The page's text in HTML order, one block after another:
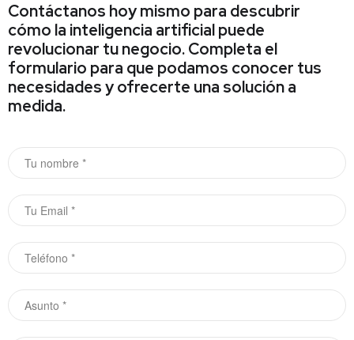
Contáctanos hoy mismo para descubrir
cómo la inteligencia artificial puede
revolucionar tu negocio. Completa el
formulario para que podamos conocer tus
necesidades y ofrecerte una solución a
medida.